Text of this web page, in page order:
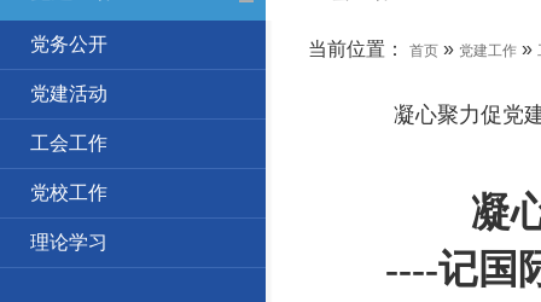
党务公开
党建活动
工会工作
党校工作
理论学习
当前位置： 首页 » 党建工作 »
凝心聚力促党
凝
----记国